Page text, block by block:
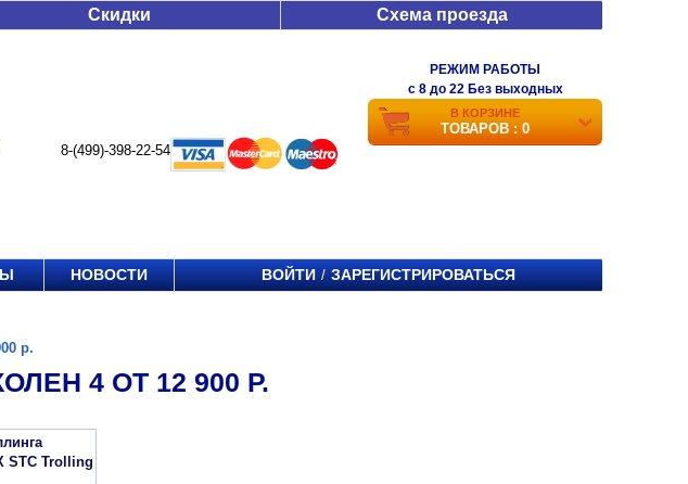
Скидки Схема проезда
8-(499)-398-22-54
РЕЖИМ РАБОТЫ
c 8 до 22 Без выходных
В КОРЗИНЕ
ТОВАРОВ : 0
НОВОСТИ ВОЙТИ / ЗАРЕГИСТРИРОВАТЬСЯ
р.
4 ОТ 12 900 Р.
STC Trolling